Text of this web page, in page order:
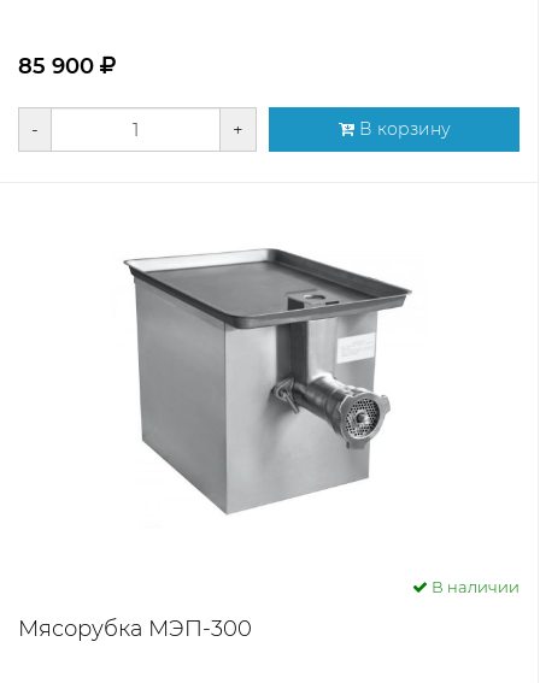
85 900
- + В корзину
В наличии
Мясорубка МЭП-300